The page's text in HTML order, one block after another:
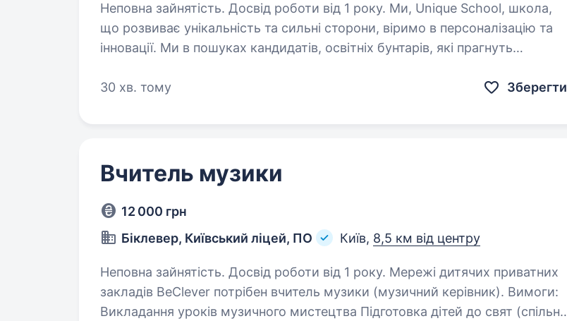
Неповна зайнятість. Досвід роботи від 1 року. Ми, Unique School, школа,
що розвиває унікальність та сильні сторони, віримо в персоналізацію та
інновації. Ми в пошуках кандидатів, освітніх бунтарів, які прагнуть
30 хв. тому
Зберегти
Вчитель музики
12 000 грн
Біклевер, Київський ліцей, ПО
Київ, 8,5 км від центру
Неповна зайнятість. Досвід роботи від 1 року. Мережі дитячих приватних
закладів BeClever потрібен вчитель музики (музичний керівник). Вимоги:
Викладання уроків музичного мистецтва Підготовка дітей до свят (спільно